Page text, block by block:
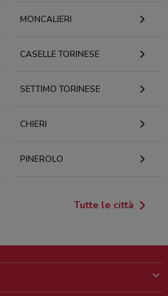
MONCALIERI
CASELLE TORINESE
SETTIMO TORINESE
CHIERI
PINEROLO
Tutte le città